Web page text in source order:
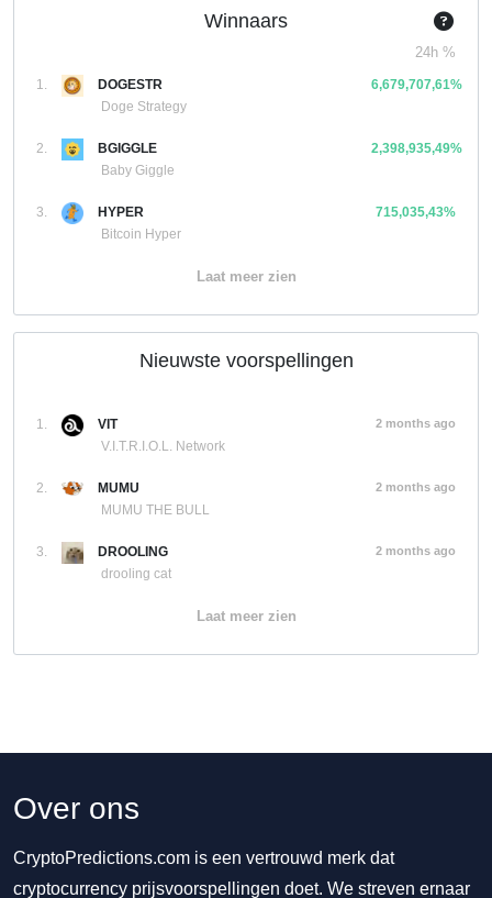
Winnaars
24h %
1.
DOGESTR
Doge Strategy
6,679,707,61%
2.
BGIGGLE
Baby Giggle
2,398,935,49%
3.
HYPER
Bitcoin Hyper
715,035,43%
Laat meer zien
Nieuwste voorspellingen
1.
VIT
V.I.T.R.I.O.L. Network
2 months ago
2.
MUMU
MUMU THE BULL
2 months ago
3.
DROOLING
drooling cat
2 months ago
Laat meer zien
Over ons
CryptoPredictions.com is een vertrouwd merk dat
cryptocurrency prijsvoorspellingen doet. We streven ernaar